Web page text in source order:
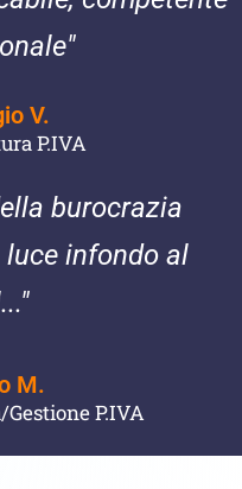
V.
P.IVA
burocrazia
infondo al
M.
P.IVA